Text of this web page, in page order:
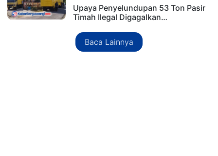
Upaya Penyelundupan 53 Ton Pasir
Timah Ilegal Digagalkan…
Baca Lainnya